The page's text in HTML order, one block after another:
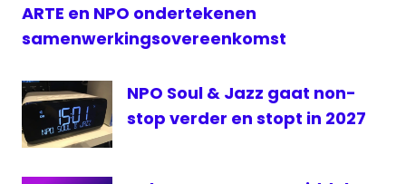
ARTE en NPO ondertekenen
samenwerkingsovereenkomst
NPO Soul & Jazz gaat non-
stop verder en stopt in 2027